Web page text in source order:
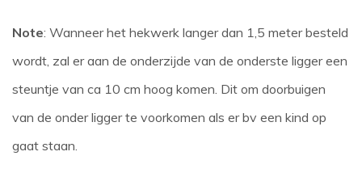
Note: Wanneer het hekwerk langer dan 1,5 meter besteld
wordt, zal er aan de onderzijde van de onderste ligger een
steuntje van ca 10 cm hoog komen. Dit om doorbuigen
van de onder ligger te voorkomen als er bv een kind op
gaat staan.